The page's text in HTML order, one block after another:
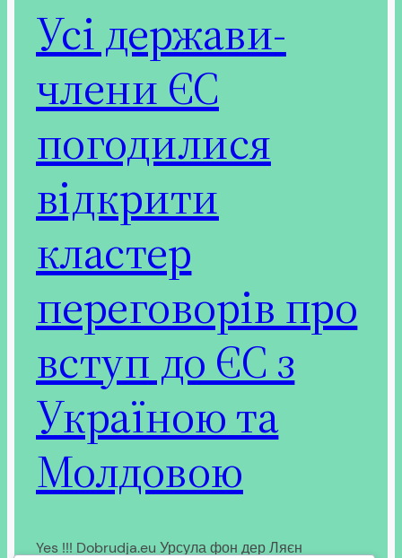
Усі держави-
члени ЄС
погодилися
відкрити
кластер
переговорів про
вступ до ЄС з
Україною та
Молдовою
Yes !!! Dobrudja.eu Урсула фон дер Ляєн